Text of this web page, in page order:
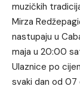
muzičkih
Mirza
nastupaju u
maja u 20:00
Ulaznice po
svaki dan od 07